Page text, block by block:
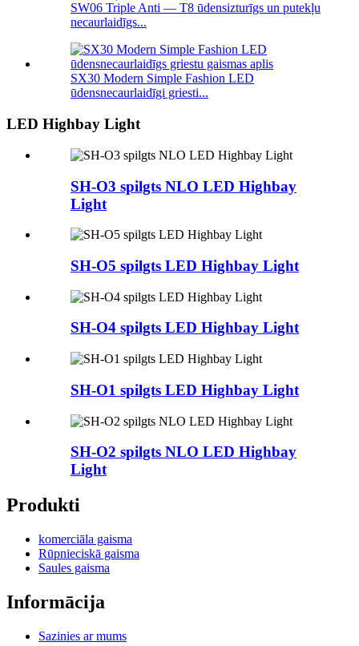
SW06 Triple Anti — T8 ūdensizturīgs un putekļu
necaurlaidīgs...
SX30 Modern Simple Fashion LED
ūdensnecaurlaidīgi griesti...
LED Highbay Light
SH-O3 spilgts NLO LED Highbay
Light
SH-O5 spilgts LED Highbay Light
SH-O4 spilgts LED Highbay Light
SH-O1 spilgts LED Highbay Light
SH-O2 spilgts NLO LED Highbay
Light
Produkti
komerciāla gaisma
Rūpnieciskā gaisma
Saules gaisma
Informācija
Sazinies ar mums